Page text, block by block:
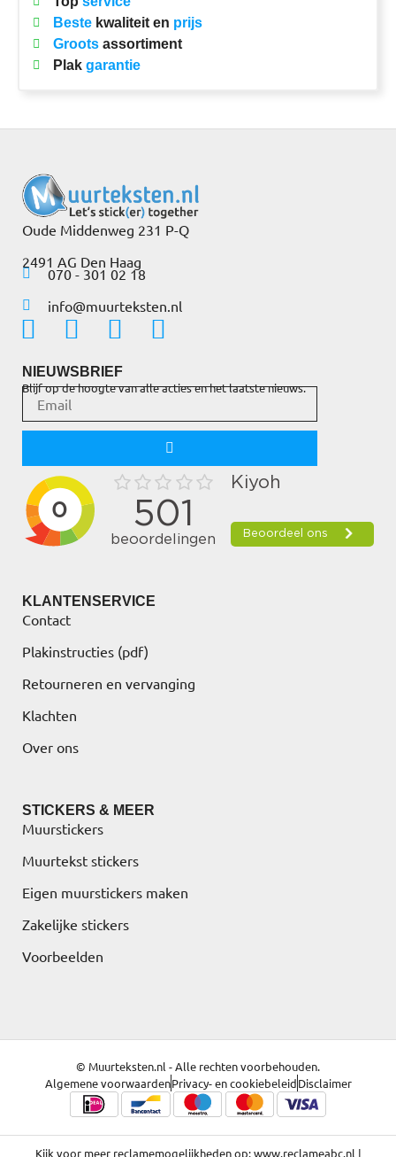
Bestekwaliteit en prijs
Grootsassortiment
Plak garantie
Oude Middenweg 231 P-Q
2491 AG Den Haag
070 - 301 02 18
info@muurteksten.nl
NIEUWSBRIEF
Blijf op de hoogte van alle acties en het laatste nieuws.
KLANTENSERVICE
Contact
Plakinstructies (pdf)
Retourneren en vervanging
Klachten
Over ons
STICKERS & MEER
Muurstickers
Muurtekst stickers
Eigen muurstickers maken
Zakelijke stickers
Voorbeelden
© Muurteksten.nl - Alle rechten voorbehouden.
Algemene voorwaardenPrivacy- en cookiebeleidDisclaimer
Kijk voor meer reclamemogelijkheden op:www.reclameabc.nl |